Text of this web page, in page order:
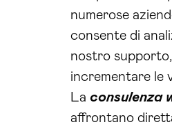
numerose
consente di
nostro
incrementare le
La consulenza
affrontano